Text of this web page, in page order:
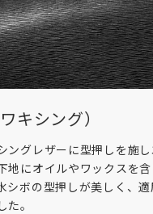
キシング）
ングレザーに型押しを施
地にオイルやワックスを
シボの型押しが美しく、
。